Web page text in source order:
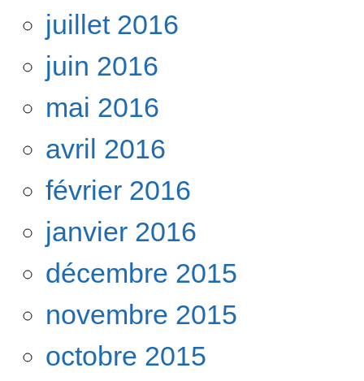
juillet 2016
juin 2016
mai 2016
avril 2016
février 2016
janvier 2016
décembre 2015
novembre 2015
octobre 2015